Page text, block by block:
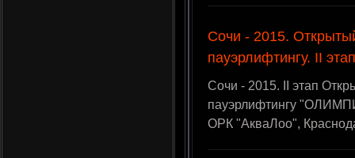
Сочи - 2015.
пауэрлифтингу. II
Сочи - 2015. II этап
пауэрлифтингу
ОРК "АкваЛоо",